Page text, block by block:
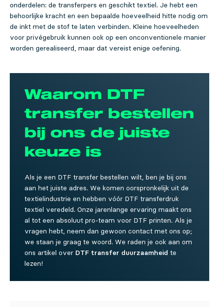
onderdelen: de transferpers en geschikt textiel. Je hebt een
behoorlijke kracht en een bepaalde hoeveelheid hitte nodig om
de inkt met de stof te laten verbinden. Kleine hoeveelheden
voor privégebruik kunnen ook op een onconventionele manier
worden gerealiseerd, maar dat vereist enige oefening.
Waarom DTF
transfer bestellen
bij ons de juiste
keuze is
Als je een DTF transfer bestellen wilt, ben je bij ons
aan het juiste adres. We komen oorspronkelijk uit de
textielindustrie en hebben vóór DTF transferdruk
textiel veredeld. Onze jarenlange ervaring maakt ons
al tot een absoluut pro-team voor DTF printen. Als je
vragen hebt, neem dan gewoon contact met ons op;
we staan je graag te woord. We raden je ook aan om
ons artikel over DTF transfer duurzaamheid te
lezen!